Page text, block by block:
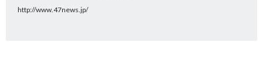
http://www.47news.jp/